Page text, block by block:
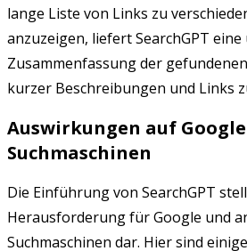
lange Liste von Links zu
anzuzeigen, liefert SearchGPT
Zusammenfassung der
kurzer Beschreibungen und Links
Auswirkungen auf
Suchmaschinen
Die Einführung von SearchGPT
Herausforderung für Google und
Suchmaschinen dar. Hier sind